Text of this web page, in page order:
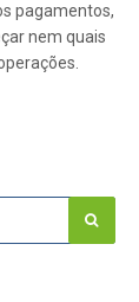
pagamentos,
nem quais